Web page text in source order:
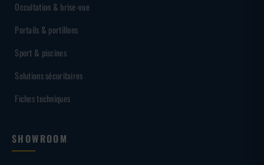
Occultation & brise-vue
Portails & portillons
Sport & piscines
Solutions sécuritaires
Fiches techniques
SHOWROOM